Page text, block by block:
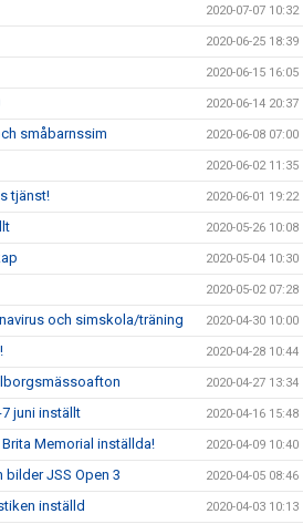
2020-07-07 10:32
2020-06-25 18:39
2020-06-15 16:05
2020-06-14 20:37
småbarnssim 2020-06-08 07:00
2020-06-02 11:35
tjänst! 2020-06-01 19:22
2020-05-26 10:08
2020-05-04 10:30
2020-05-02 07:28
och simskola/träning 2020-04-30 10:00
2020-04-28 10:44
2020-04-27 13:34
juni inställt 2020-04-16 15:48
Memorial inställda! 2020-04-09 10:40
bilder JSS Open 3 2020-04-05 08:46
inställd 2020-04-03 10:13